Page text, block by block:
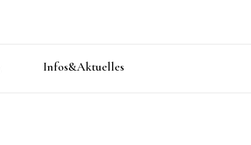
Infos&Aktuelles